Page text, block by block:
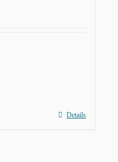
Details